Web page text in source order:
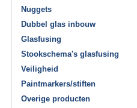
Nuggets
Dubbel glas inbouw
Glasfusing
Stookschema's glasfusing
Veiligheid
Paintmarkers/stiften
Overige producten